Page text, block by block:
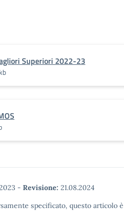
Superiori 2022-23
- Revisione: 21.08.2024
specificato, questo articolo